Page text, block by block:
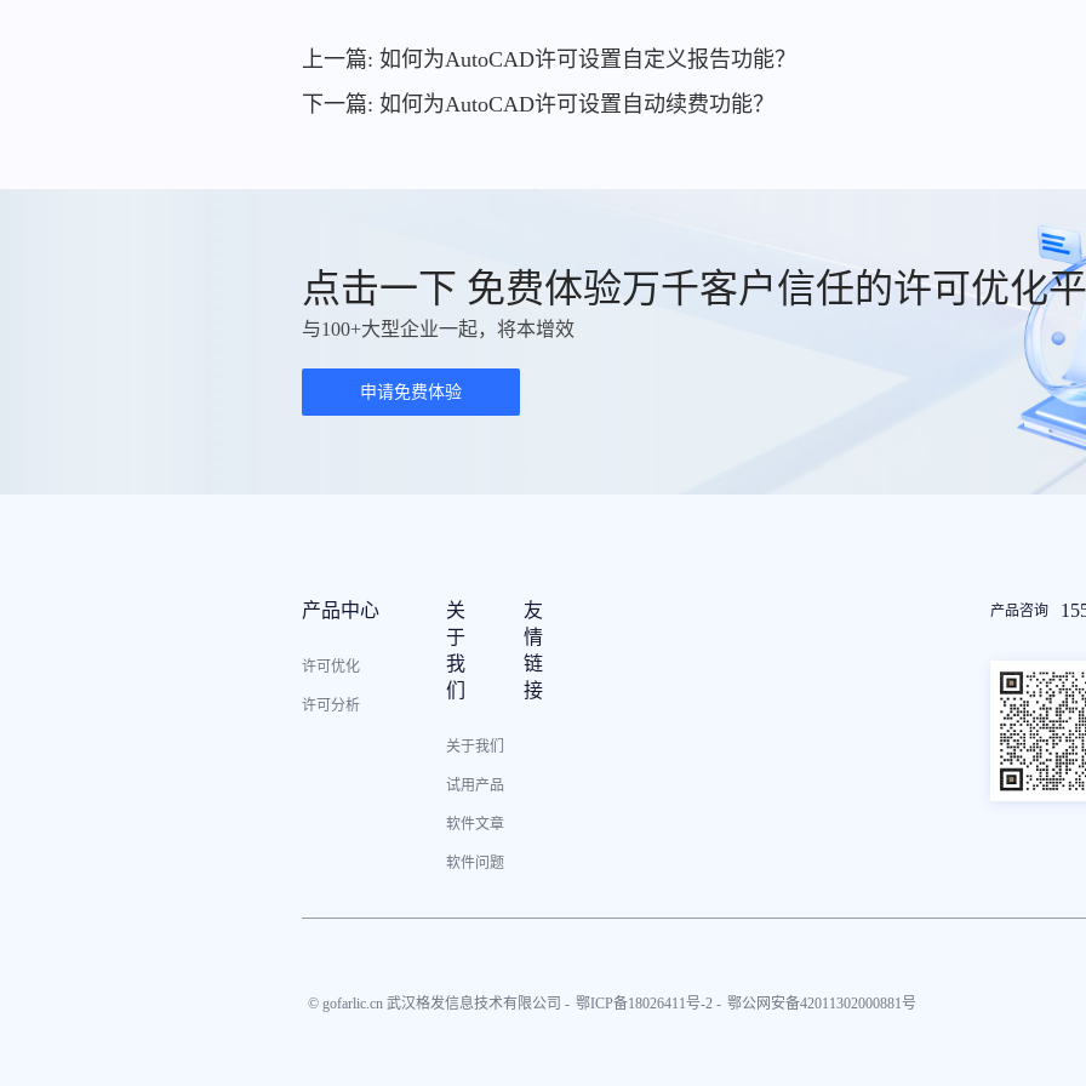
上一篇: 如何为AutoCAD许可设置自定义报告功能？
下一篇: 如何为AutoCAD许可设置自动续费功能？
点击一下 免费体验万千客户信任的许可优化
与100+大型企业一起，将本增效
申请免费体验
产品中心
许可优化
许可分析
关
于
我
们
关于我们
试用产品
软件文章
软件问题
友
情
链
接
产品咨询
© gofarlic.cn 武汉格发信息技术有限公司 - 鄂ICP备18026411号-2 - 鄂公网安备42011302000881号